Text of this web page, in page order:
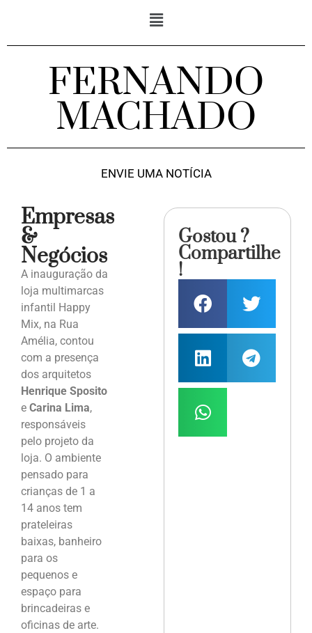
FERNANDO
MACHADO
ENVIE UMA NOTÍCIA
Empresas
&
Negócios
A inauguração da
loja multimarcas
infantil Happy
Mix, na Rua
Amélia, contou
com a presença
dos arquitetos
Henrique Sposito
e Carina Lima,
responsáveis
pelo projeto da
loja. O ambiente
pensado para
crianças de 1 a
14 anos tem
prateleiras
baixas, banheiro
para os
pequenos e
espaço para
brincadeiras e
oficinas de arte.
Gostou ?
Compartilhe
!